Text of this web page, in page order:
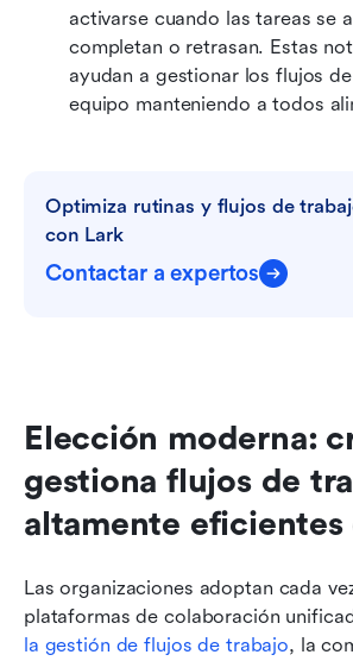
activarse cuando las tareas se
completan o retrasan. Estas
ayudan a gestionar los flujos
equipo manteniendo a todos
Optimiza rutinas y flujos de
con Lark
Contactar a expertos
Elección moderna:
gestiona flujos de
altamente eficientes
Las organizaciones adoptan cada
la gestión de flujos de trabajo, la